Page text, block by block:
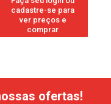
cadastre-se para
ver preços e
comprar
ofertas!